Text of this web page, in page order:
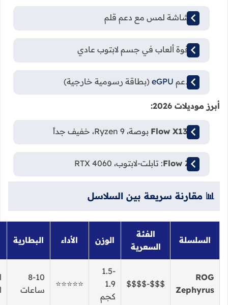
📱 شاشة لمس مع دعم قلم
🎯 قوة ألعاب في جسم لابتوب عادي
🔌 دعم eGPU (بطاقة رسومية خارجية)
أبرز موديلات 2026:
Flow X13 : 13 بوصة، Ryzen 9، خفيف جداً
Flow Z13: تابلت-لابتوب، RTX 4060
📊 مقارنة سريعة بين السلاسل
السلسلة
الفئة
السعرية
الوزن الأداء البطارية
ROG
Zephyrus
$$$-$$$$
1.5-
1.9
كجم
⭐⭐⭐⭐⭐
8-10
ساعات